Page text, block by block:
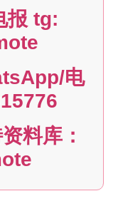
报 tg:
电
料库：